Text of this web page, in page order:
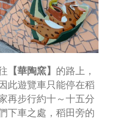
【華陶窯】 的路上，
此遊覽車只能停在稻
再步行約十～十五分
下車之處，稻田旁的